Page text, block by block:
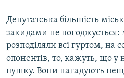
Депутатська більшість
закидами не
розподіляли всі гуртом, на
опонентів, то, кажуть, що у
пушку. Вони нагадують